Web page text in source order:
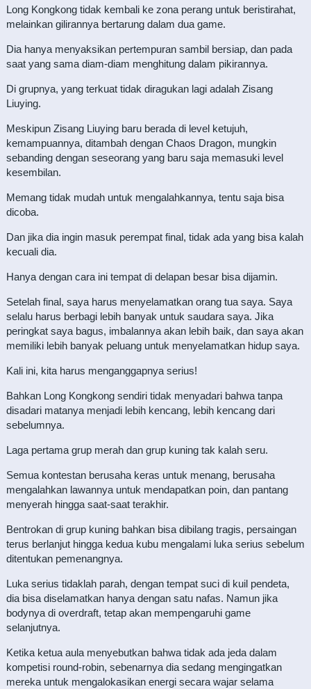
Long Kongkong tidak kembali ke zona perang untuk beristirahat,
melainkan gilirannya bertarung dalam dua game.
Dia hanya menyaksikan pertempuran sambil bersiap, dan pada
saat yang sama diam-diam menghitung dalam pikirannya.
Di grupnya, yang terkuat tidak diragukan lagi adalah Zisang
Liuying.
Meskipun Zisang Liuying baru berada di level ketujuh,
kemampuannya, ditambah dengan Chaos Dragon, mungkin
sebanding dengan seseorang yang baru saja memasuki level
kesembilan.
Memang tidak mudah untuk mengalahkannya, tentu saja bisa
dicoba.
Dan jika dia ingin masuk perempat final, tidak ada yang bisa kalah
kecuali dia.
Hanya dengan cara ini tempat di delapan besar bisa dijamin.
Setelah final, saya harus menyelamatkan orang tua saya. Saya
selalu harus berbagi lebih banyak untuk saudara saya. Jika
peringkat saya bagus, imbalannya akan lebih baik, dan saya akan
memiliki lebih banyak peluang untuk menyelamatkan hidup saya.
Kali ini, kita harus menganggapnya serius!
Bahkan Long Kongkong sendiri tidak menyadari bahwa tanpa
disadari matanya menjadi lebih kencang, lebih kencang dari
sebelumnya.
Laga pertama grup merah dan grup kuning tak kalah seru.
Semua kontestan berusaha keras untuk menang, berusaha
mengalahkan lawannya untuk mendapatkan poin, dan pantang
menyerah hingga saat-saat terakhir.
Bentrokan di grup kuning bahkan bisa dibilang tragis, persaingan
terus berlanjut hingga kedua kubu mengalami luka serius sebelum
ditentukan pemenangnya.
Luka serius tidaklah parah, dengan tempat suci di kuil pendeta,
dia bisa diselamatkan hanya dengan satu nafas. Namun jika
bodynya di overdraft, tetap akan mempengaruhi game
selanjutnya.
Ketika ketua aula menyebutkan bahwa tidak ada jeda dalam
kompetisi round-robin, sebenarnya dia sedang mengingatkan
mereka untuk mengalokasikan energi secara wajar selama